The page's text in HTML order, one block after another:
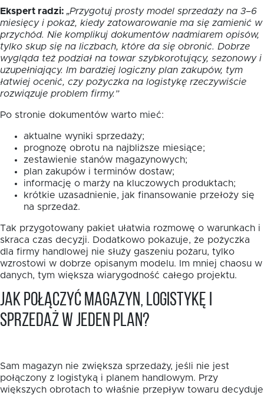
Ekspert radzi: „Przygotuj prosty model sprzedaży na 3–6
miesięcy i pokaż, kiedy zatowarowanie ma się zamienić w
przychód. Nie komplikuj dokumentów nadmiarem opisów,
tylko skup się na liczbach, które da się obronić. Dobrze
wygląda też podział na towar szybkorotujący, sezonowy i
uzupełniający. Im bardziej logiczny plan zakupów, tym
łatwiej ocenić, czy pożyczka na logistykę rzeczywiście
rozwiązuje problem firmy.”
Po stronie dokumentów warto mieć:
aktualne wyniki sprzedaży;
prognozę obrotu na najbliższe miesiące;
zestawienie stanów magazynowych;
plan zakupów i terminów dostaw;
informację o marży na kluczowych produktach;
krótkie uzasadnienie, jak finansowanie przełoży się
na sprzedaż.
Tak przygotowany pakiet ułatwia rozmowę o warunkach i
skraca czas decyzji. Dodatkowo pokazuje, że pożyczka
dla firmy handlowej nie służy gaszeniu pożaru, tylko
wzrostowi w dobrze opisanym modelu. Im mniej chaosu w
danych, tym większa wiarygodność całego projektu.
Jak połączyć magazyn, logistykę i
sprzedaż w jeden plan?
Sam magazyn nie zwiększa sprzedaży, jeśli nie jest
połączony z logistyką i planem handlowym. Przy
większych obrotach to właśnie przepływ towaru decyduje